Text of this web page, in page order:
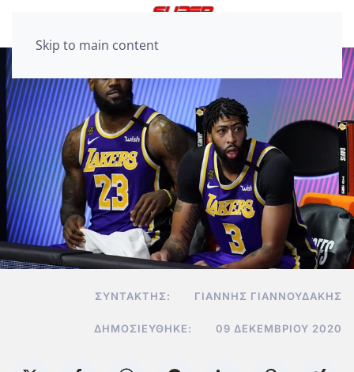
Skip to main content
ΣΥΝΤΆΚΤΗΣ: ΓΙΆΝΝΗΣ ΓΙΑΝΝΟΥΔΆΚΗΣ
ΔΗΜΟΣΙΕΎΘΗΚΕ: 09 ΔΕΚΕΜΒΡΊΟΥ 2020